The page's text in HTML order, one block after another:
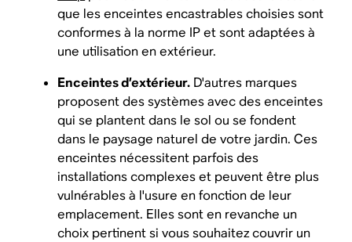
que les enceintes encastrables choisies sont
conformes à la norme IP et sont adaptées à
une utilisation en extérieur.
Enceintes d’extérieur. D'autres marques
proposent des systèmes avec des enceintes
qui se plantent dans le sol ou se fondent
dans le paysage naturel de votre jardin. Ces
enceintes nécessitent parfois des
installations complexes et peuvent être plus
vulnérables à l'usure en fonction de leur
emplacement. Elles sont en revanche un
choix pertinent si vous souhaitez couvrir un